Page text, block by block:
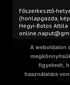
Főszerkesztő-
(honlapgazda,
Hegyi-Botos Attila
A weboldalon
figyelmét,
használatára